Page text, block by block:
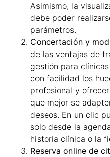
Asimismo, la
debe poder
parámetros.
Concertación y
de las ventajas de
gestión para
con facilidad los
profesional y
que mejor se
deseos. En un clic
solo desde la
historia clínica o la
Reserva online de